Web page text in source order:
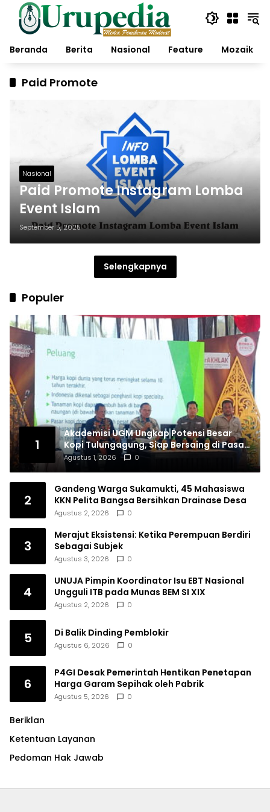
Langsung
konten
Beranda
Berita Nasional Feature Mozaik
Paid Promote
Nasional
Paid Promote Instagram Lomba
Event Islam
September 5, 2025
Selengkapnya
Populer
1
Akademisi UGM Ungkap Potensi Besar
Kopi Tulungagung, Siap Bersaing di Pasar
Nasional hingga Dunia
Agustus 1, 2026 0
2
Gandeng Warga Sukamukti, 45 Mahasiswa
KKN Pelita Bangsa Bersihkan Drainase Desa
Agustus 2, 2026 0
3
Merajut Eksistensi: Ketika Perempuan Berdiri
Sebagai Subjek
Agustus 3, 2026 0
4
UNUJA Pimpin Koordinator Isu EBT Nasional
Ungguli ITB pada Munas BEM SI XIX
Agustus 2, 2026 0
5 Di Balik Dinding Pemblokir
Agustus 6, 2026 0
6
P4GI Desak Pemerintah Hentikan Penetapan
Harga Garam Sepihak oleh Pabrik
Agustus 5, 2026 0
Beriklan
Ketentuan Layanan
Pedoman Hak Jawab